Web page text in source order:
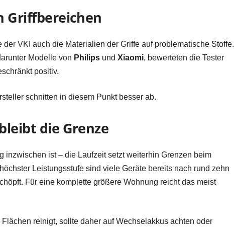
Griffbereichen
der VKI auch die Materialien der Griffe auf problematische Stoffe.
Modelle von Philipsund Xiaomi, bewerteten die Tester
positiv.
schnitten in diesem Punkt besser ab.
die Grenze
inzwischen ist – die Laufzeit setzt weiterhin Grenzen beim
Leistungsstufe sind viele Geräte bereits nach rund zehn
Für eine komplette größere Wohnung reicht das meist
reinigt, sollte daher auf Wechselakkus achten oder